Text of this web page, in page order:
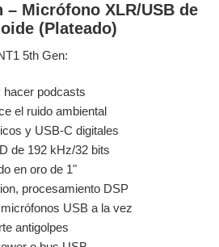
– Micrófono XLR/USB de
(Plateado)
5th Gen:
hacer podcasts
el ruido ambiental
y USB-C digitales
de 192 kHz/32 bits
en oro de 1"
procesamiento DSP
USB a la vez
antigolpes